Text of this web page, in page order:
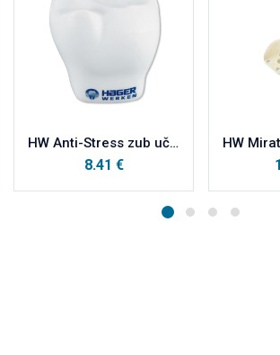
HW Anti-Stress zub učinkovita pomoć za opuštanje
8.41 €